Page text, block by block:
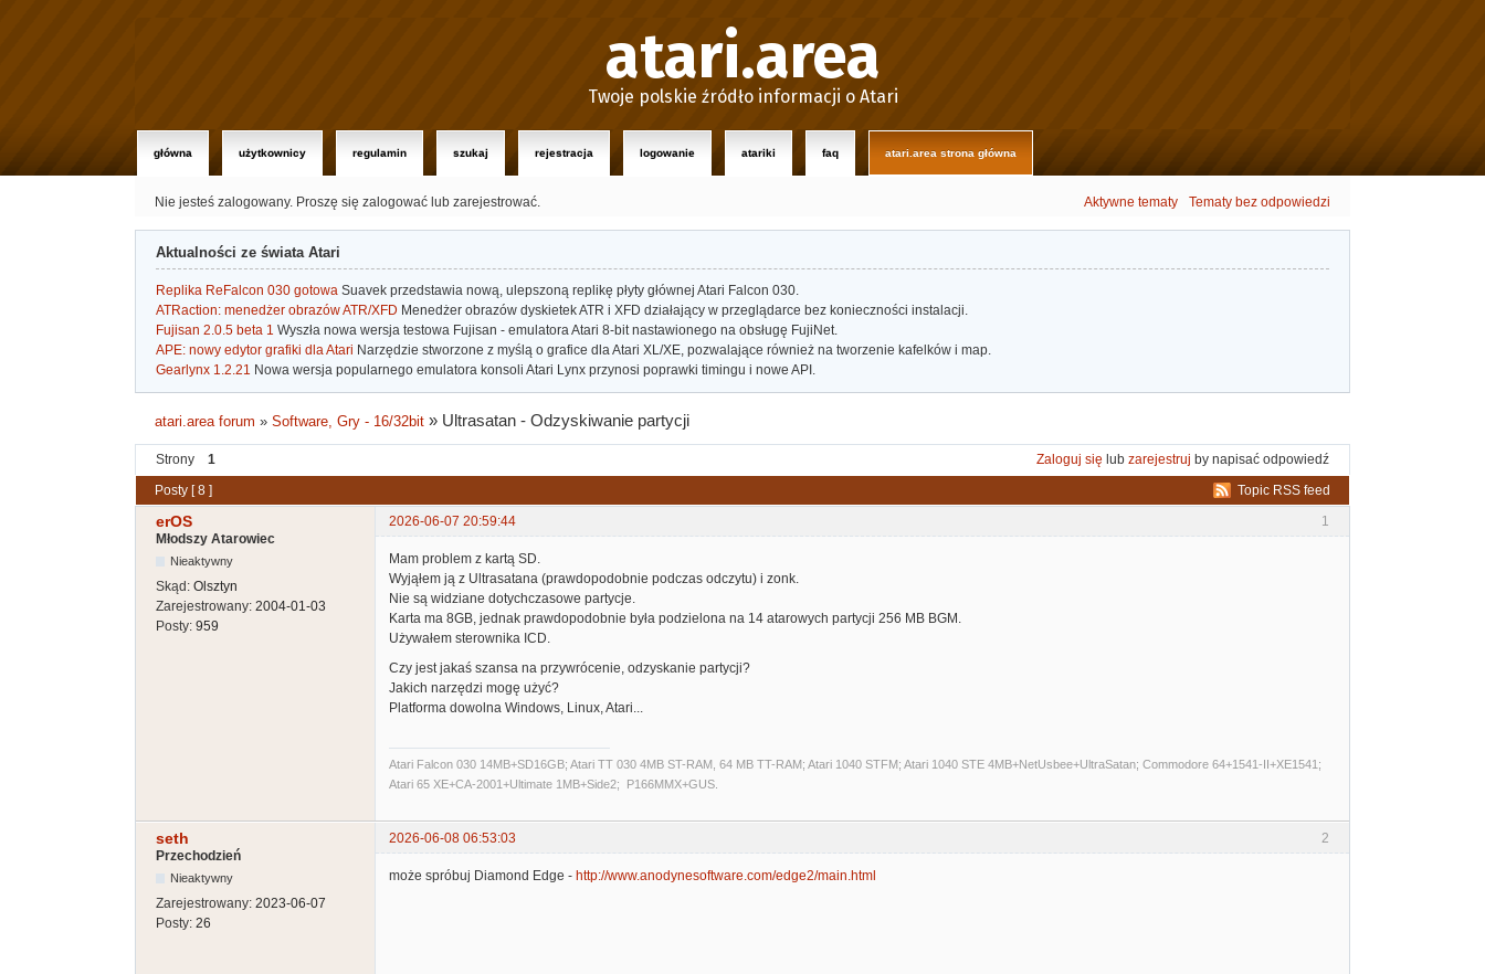
atari.area
Twoje polskie źródło informacji o Atari
główna użytkownicy regulamin szukaj rejestracja logowanie atariki faq atari.area strona główna
Nie jesteś zalogowany. Proszę się zalogować lub zarejestrować. Aktywne tematy Tematy bez odpowiedzi
Aktualności ze świata Atari
Replika ReFalcon 030 gotowa Suavek przedstawia nową, ulepszoną replikę płyty głównej Atari Falcon 030.
ATRaction: menedżer obrazów ATR/XFD Menedżer obrazów dyskietek ATR i XFD działający w przeglądarce bez konieczności instalacji.
Fujisan 2.0.5 beta 1 Wyszła nowa wersja testowa Fujisan - emulatora Atari 8-bit nastawionego na obsługę FujiNet.
APE: nowy edytor grafiki dla Atari Narzędzie stworzone z myślą o grafice dla Atari XL/XE, pozwalające również na tworzenie kafelków i map.
Gearlynx 1.2.21 Nowa wersja popularnego emulatora konsoli Atari Lynx przynosi poprawki timingu i nowe API.
atari.area forum »Software, Gry - 16/32bit » Ultrasatan - Odzyskiwanie partycji
Strony 1 Zaloguj się lub zarejestruj by napisać odpowiedź
Topic RSS feed
Posty [ 8 ]
1
erOS
2026-06-07 20:59:44
Młodszy Atarowiec
Nieaktywny
Skąd: Olsztyn
Zarejestrowany: 2004-01-03
Posty: 959
Mam problem z kartą SD.
Wyjąłem ją z Ultrasatana (prawdopodobnie podczas odczytu) i zonk.
Nie są widziane dotychczasowe partycje.
Karta ma 8GB, jednak prawdopodobnie była podzielona na 14 atarowych partycji 256 MB BGM.
Używałem sterownika ICD.
Czy jest jakaś szansa na przywrócenie, odzyskanie partycji?
Jakich narzędzi mogę użyć?
Platforma dowolna Windows, Linux, Atari...
Atari Falcon 030 14MB+SD16GB; Atari TT 030 4MB ST-RAM, 64 MB TT-RAM; Atari 1040 STFM; Atari 1040 STE 4MB+NetUsbee+UltraSatan; Commodore 64+1541-II+XE1541;
Atari 65 XE+CA-2001+Ultimate 1MB+Side2; P166MMX+GUS.
2
seth
2026-06-08 06:53:03
Przechodzień
Nieaktywny
Zarejestrowany: 2023-06-07
Posty: 26
może spróbuj Diamond Edge - http://www.anodynesoftware.com/edge2/main.html